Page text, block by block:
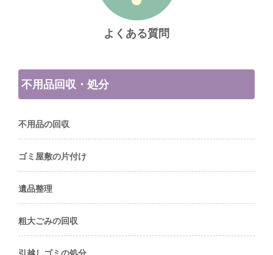
よくある質問
不用品回収・処分
不用品の回収
ゴミ屋敷の片付け
遺品整理
粗大ごみの回収
引越しゴミの処分